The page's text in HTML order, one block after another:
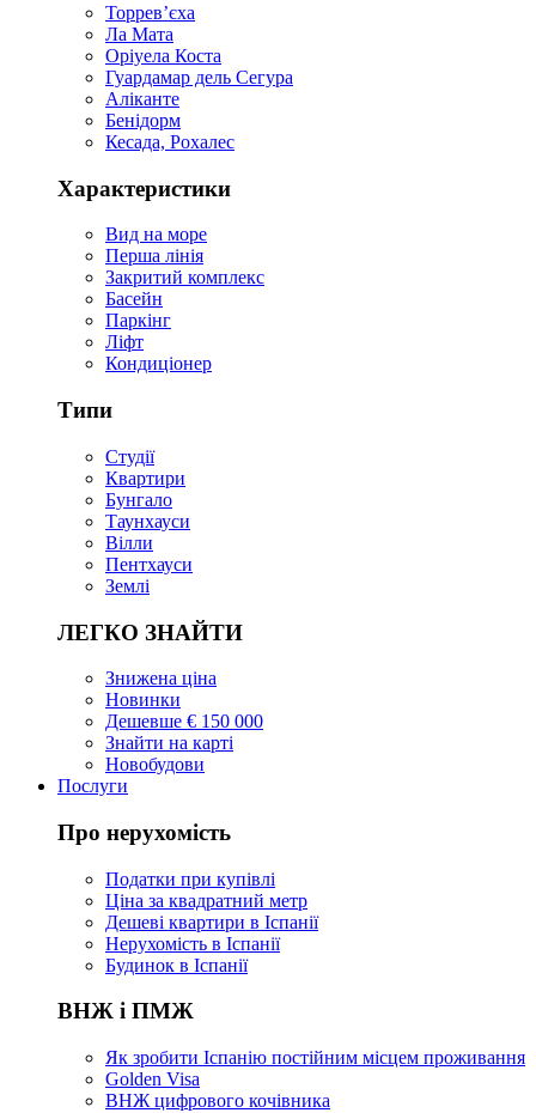
Торревʼєха
Ла Мата
Оріуела Коста
Гуардамар дель Сегура
Аліканте
Бенідорм
Кесада, Рохалес
Характеристики
Вид на море
Перша лінія
Закритий комплекс
Басейн
Паркінг
Ліфт
Кондиціонер
Типи
Студії
Квартири
Бунгало
Таунхауси
Вілли
Пентхауси
Землі
ЛЕГКО ЗНАЙТИ
Знижена ціна
Новинки
Дешевше € 150 000
Знайти на карті
Новобудови
Послуги
Про нерухомість
Податки при купівлі
Ціна за квадратний метр
Дешеві квартири в Іспанії
Нерухомість в Іспанії
Будинок в Іспанії
ВНЖ і ПМЖ
Як зробити Іспанію постійним місцем проживання
Golden Visa
ВНЖ цифрового кочівника